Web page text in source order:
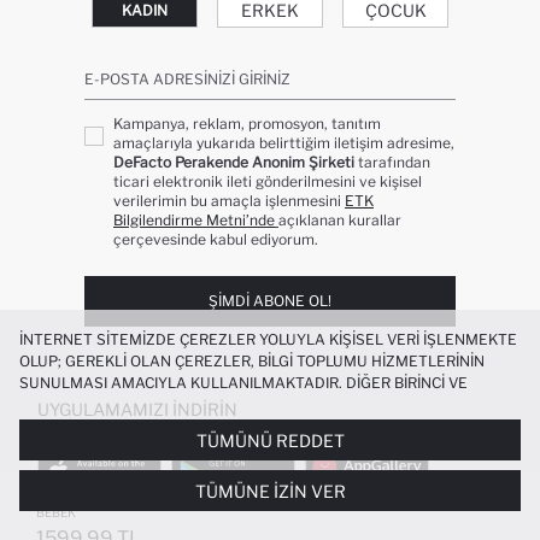
SU GEÇIRMEZ ŞIŞME YELEK ERKEK
BEBEK
KADIN ERKEK ÇOCUK
E-POSTA ADRESINIZI GIRINIZ
Kampanya, reklam, promosyon, tanıtım
amaçlarıyla yukarıda belirttiğim iletişim adresime,
DeFacto Perakende Anonim Şirketi tarafından
ticari elektronik ileti gönderilmesini ve kişisel
verilerimin bu amaçla işlenmesini ETK
Bilgilendirme Metni’nde açıklanan kurallar
çerçevesinde kabul ediyorum.
ŞIMDI ABONE OL!
UYGULAMAMIZI İNDIRIN
İNTERNET SITEMIZDE ÇEREZLER YOLUYLA KIŞISEL VERI IŞLENMEKTE
OLUP; GEREKLI OLAN ÇEREZLER, BILGI TOPLUMU HIZMETLERININ
SUNULMASI AMACIYLA KULLANILMAKTADIR. DIĞER BIRINCI VE
ÜÇÜNCÜ TARAF ÇEREZLER ISE SIZE DAHA IYI BIR ALIŞVERIŞ
DENEYIMI SUNULABILMESI, SITEMIZIN DAHA IŞLEVSEL KILINMASI VE
KIŞISELLEŞTIRMESI VE AÇIK RIZA VERMENIZ HALINDE, SIZLERE
YÖNELIK PAZARLAMA FAALIYETLERININ YAPILMASI AMAÇLARIYLA
SINIRLI OLARAK KULLANILACAKTIR. ÇEREZLERE DAIR TERCIHLERINIZI
ÇEREZ TERCIHLERIPANELI ARACILIĞIYLA HER ZAMAN YÖNETEBILIR,
ÇEREZLERLE ILGILI DAHA DETAYLI BILGIYE
TÜMÜNÜ REDDET
TÜMÜNE İZIN VER